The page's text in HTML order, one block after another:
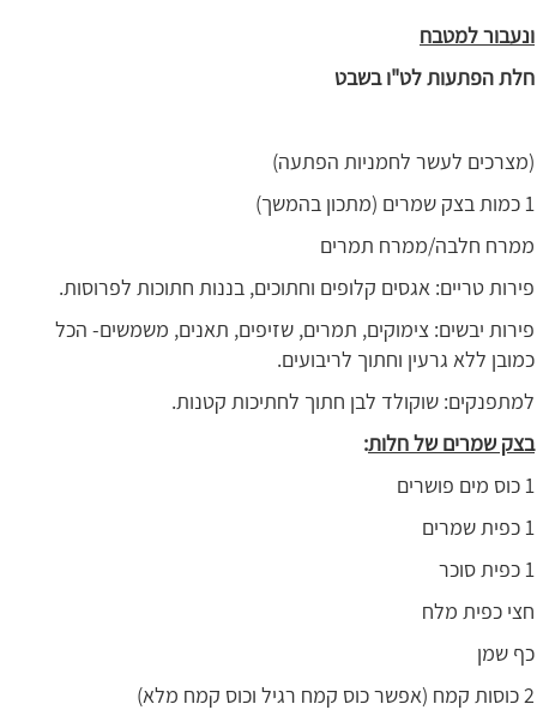
ונעבור למטבח
חלת הפתעות לט"ו בשבט
(מצרכים לעשר לחמניות הפתעה)
1 כמות בצק שמרים (מתכון בהמשך)
ממרח חלבה/ממרח תמרים
פירות טריים: אגסים קלופים וחתוכים, בננות חתוכות לפרוסות.
פירות יבשים: צימוקים, תמרים, שזיפים, תאנים, משמשים- הכל
כמובן ללא גרעין וחתוך לריבועים.
למתפנקים: שוקולד לבן חתוך לחתיכות קטנות.
בצק שמרים של חלות:
1 כוס מים פושרים
1 כפית שמרים
1 כפית סוכר
חצי כפית מלח
כף שמן
2 כוסות קמח (אפשר כוס קמח רגיל וכוס קמח מלא)